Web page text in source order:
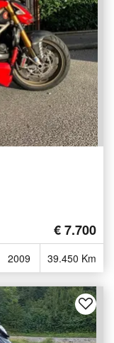
€ 7.700
2009 39.450 Km